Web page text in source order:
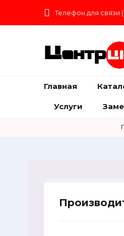
Телефон для связи
Центр
Главная
Услуги